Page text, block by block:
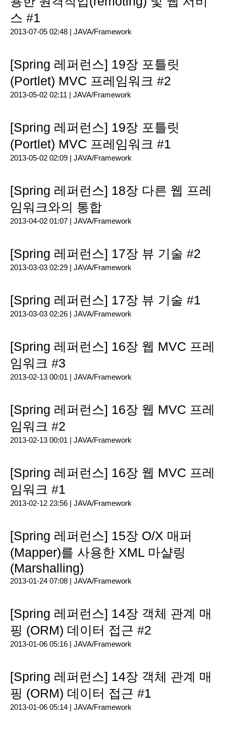
스 #1
2013-07-05 02:48 | JAVA/Framework
[Spring 레퍼런스] 19장 포틀릿
(Portlet) MVC 프레임워크 #2
2013-05-02 02:11 | JAVA/Framework
[Spring 레퍼런스] 19장 포틀릿
(Portlet) MVC 프레임워크 #1
2013-05-02 02:09 | JAVA/Framework
[Spring 레퍼런스] 18장 다른 웹 프레
임워크와의 통합
2013-04-02 01:07 | JAVA/Framework
[Spring 레퍼런스] 17장 뷰 기술 #2
2013-03-03 02:29 | JAVA/Framework
[Spring 레퍼런스] 17장 뷰 기술 #1
2013-03-03 02:26 | JAVA/Framework
[Spring 레퍼런스] 16장 웹 MVC 프레
임워크 #3
2013-02-13 00:01 | JAVA/Framework
[Spring 레퍼런스] 16장 웹 MVC 프레
임워크 #2
2013-02-13 00:01 | JAVA/Framework
[Spring 레퍼런스] 16장 웹 MVC 프레
임워크 #1
2013-02-12 23:56 | JAVA/Framework
[Spring 레퍼런스] 15장 O/X 매퍼
(Mapper)를 사용한 XML 마샬링
(Marshalling)
2013-01-24 07:08 | JAVA/Framework
[Spring 레퍼런스] 14장 객체 관계 매
핑 (ORM) 데이터 접근 #2
2013-01-06 05:16 | JAVA/Framework
[Spring 레퍼런스] 14장 객체 관계 매
핑 (ORM) 데이터 접근 #1
2013-01-06 05:14 | JAVA/Framework